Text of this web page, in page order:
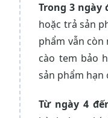
Trong 3 ngày
hoặc trả sản
phẩm vẫn còn
cào tem bảo
sản phẩm hạn
Từ ngày 4